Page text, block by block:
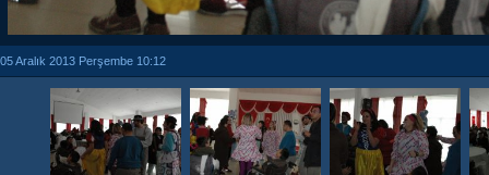
05 Aralık 2013 Perşembe 10:12